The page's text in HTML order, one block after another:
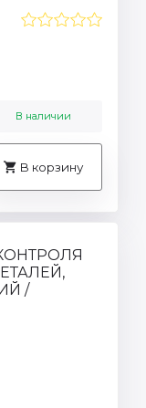
В наличии
В корзину